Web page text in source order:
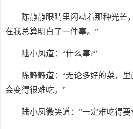
陈静静眼睛里闪动着那种光芒
在我总算明白了一件事。”
陆小凤道：“什么事?”
陈静静道：“无论多好的菜，
会变得很难吃。”
陆小凤微笑道：“一定难吃得要